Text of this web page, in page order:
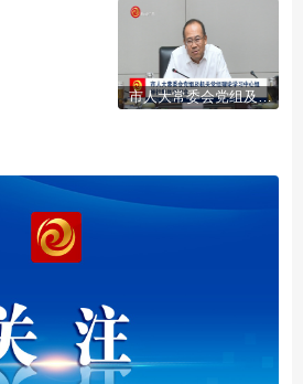
市人大常委会党组及机关党组理论学习中心组举行集体学习会